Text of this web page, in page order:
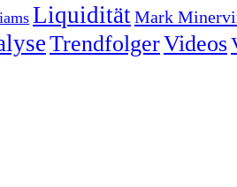
LiquiditätMark
TrendfolgerVideos